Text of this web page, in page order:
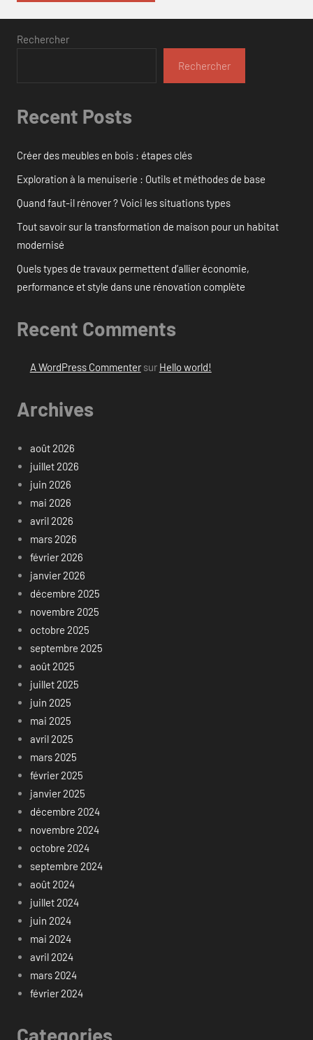
Rechercher
Rechercher
Recent Posts
Créer des meubles en bois : étapes clés
Exploration à la menuiserie : Outils et méthodes de base
Quand faut-il rénover ? Voici les situations types
Tout savoir sur la transformation de maison pour un habitat
modernisé
Quels types de travaux permettent d’allier économie,
performance et style dans une rénovation complète
Recent Comments
A WordPress Commentersur Hello world!
Archives
août 2026
juillet 2026
juin 2026
mai 2026
avril 2026
mars 2026
février 2026
janvier 2026
décembre 2025
novembre 2025
octobre 2025
septembre 2025
août 2025
juillet 2025
juin 2025
mai 2025
avril 2025
mars 2025
février 2025
janvier 2025
décembre 2024
novembre 2024
octobre 2024
septembre 2024
août 2024
juillet 2024
juin 2024
mai 2024
avril 2024
mars 2024
février 2024
Categories